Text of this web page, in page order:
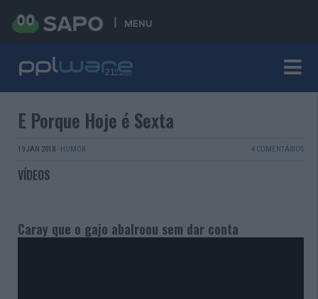
MENU
E Porque Hoje é Sexta
19 JAN 2018 · HUMOR 4 COMENTÁRIOS
VÍDEOS
Caray que o gajo abalroou sem dar conta